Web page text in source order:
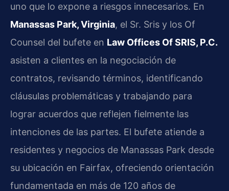
uno que lo expone a riesgos innecesarios. En
Manassas Park, Virginia, el Sr. Sris y los Of
Counsel del bufete en Law Offices Of SRIS, P.C.
asisten a clientes en la negociación de
contratos, revisando términos, identificando
cláusulas problemáticas y trabajando para
lograr acuerdos que reflejen fielmente las
intenciones de las partes. El bufete atiende a
residentes y negocios de Manassas Park desde
su ubicación en Fairfax, ofreciendo orientación
fundamentada en más de 120 años de